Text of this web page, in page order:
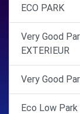
ECO PARK
Very Good
EXTERIEUR
Very Good
Eco Low